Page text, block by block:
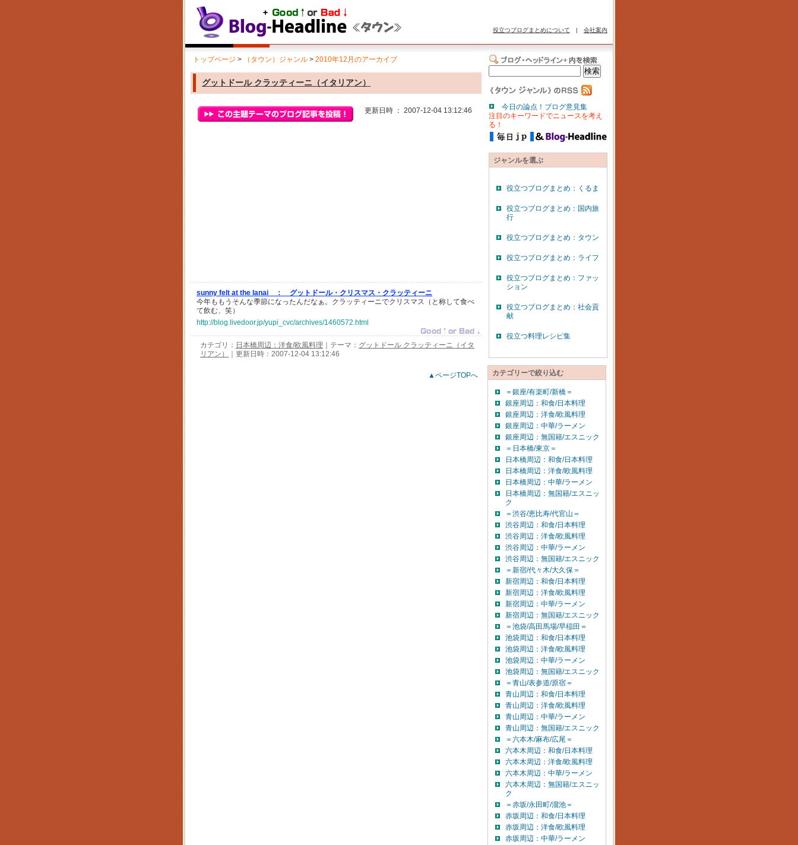
役立つブログまとめについて | 会社案内
トップページ > （タウン）ジャンル > 2010年12月のアーカイブ
グットドール クラッティーニ（イタリアン）
更新日時 ： 2007-12-04 13:12:46
sunny felt at the lanai ：
グットドール・クリスマス・クラッティーニ
今年ももうそんな季節になったんだなぁ。クラッティーニでクリスマス（と称して食べ
て飲む、笑）
http://blog.livedoor.jp/yupi_cvc/archives/1460572.html
カテゴリ： 日本橋周辺：洋食/欧風料理 ｜テーマ： グットドール クラッティーニ（イタ
リアン）
｜更新日時：2007-12-04 13:12:46
▲ページTOPへ
今日の論点！ブログ意見集
注目のキーワードでニュースを考え
る！
ジャンルを選ぶ
役立つブログまとめ：くるま
役立つブログまとめ：国内旅
行
役立つブログまとめ：タウン
役立つブログまとめ：ライフ
役立つブログまとめ：ファッ
ション
役立つブログまとめ：社会貢
献
役立つ料理レシピ集
カテゴリーで絞り込む
＝銀座/有楽町/新橋＝
銀座周辺：和食/日本料理
銀座周辺：洋食/欧風料理
銀座周辺：中華/ラーメン
銀座周辺：無国籍/エスニック
＝日本橋/東京＝
日本橋周辺：和食/日本料理
日本橋周辺：洋食/欧風料理
日本橋周辺：中華/ラーメン
日本橋周辺：無国籍/エスニッ
ク
＝渋谷/恵比寿/代官山＝
渋谷周辺：和食/日本料理
渋谷周辺：洋食/欧風料理
渋谷周辺：中華/ラーメン
渋谷周辺：無国籍/エスニック
＝新宿/代々木/大久保＝
新宿周辺：和食/日本料理
新宿周辺：洋食/欧風料理
新宿周辺：中華/ラーメン
新宿周辺：無国籍/エスニック
＝池袋/高田馬場/早稲田＝
池袋周辺：和食/日本料理
池袋周辺：洋食/欧風料理
池袋周辺：中華/ラーメン
池袋周辺：無国籍/エスニック
＝青山/表参道/原宿＝
青山周辺：和食/日本料理
青山周辺：洋食/欧風料理
青山周辺：中華/ラーメン
青山周辺：無国籍/エスニック
＝六本木/麻布/広尾＝
六本木周辺：和食/日本料理
六本木周辺：洋食/欧風料理
六本木周辺：中華/ラーメン
六本木周辺：無国籍/エスニッ
ク
＝赤坂/永田町/溜池＝
赤坂周辺：和食/日本料理
赤坂周辺：洋食/欧風料理
赤坂周辺：中華/ラーメン